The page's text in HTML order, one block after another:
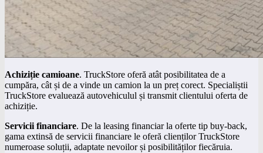
Achiziție camioane. TruckStore oferă atât posibilitatea de a
cumpăra, cât și de a vinde un camion la un preț corect. Specialiștii
TruckStore evaluează autovehiculul și transmit clientului oferta de
achiziție.
Servicii financiare. De la leasing financiar la oferte tip buy-back,
gama extinsă de servicii financiare le oferă clienților TruckStore
numeroase soluții, adaptate nevoilor și posibilităților fiecăruia.